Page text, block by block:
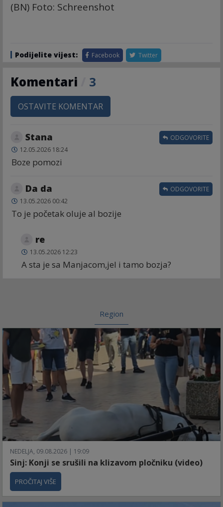
(BN) Foto: Schreenshot
Podijelite vijest: Facebook Twitter
Komentari 3
OSTAVITE KOMENTAR
Stana
12.05.2026 18:24
Boze pomozi
ODGOVORITE
Da da
13.05.2026 00:42
To je početak oluje al bozije
ODGOVORITE
re
13.05.2026 12:23
A sta je sa Manjacom,jel i tamo bozja?
Region
NEDELJA, 09.08.2026 | 19:09
Sinj: Konji se srušili na klizavom pločniku (video)
PROČITAJ VIŠE